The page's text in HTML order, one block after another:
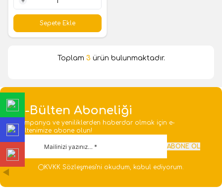
1 Adet
Sepete Ekle
Toplam 3 ürün bulunmaktadır.
E-Bülten Aboneliği
Kampanya ve yeniliklerden haberdar olmak için e-
bültenimize abone olun!
ABONE OL
KVKK Sözleşmesi'ni okudum, kabul ediyorum.